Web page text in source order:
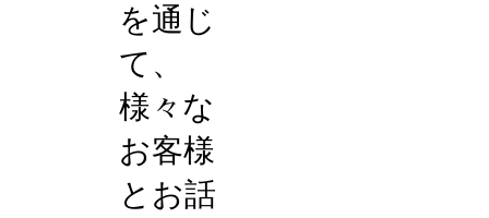
を通じ
て、
様々な
お客様
とお話